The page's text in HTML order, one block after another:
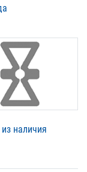
наличия